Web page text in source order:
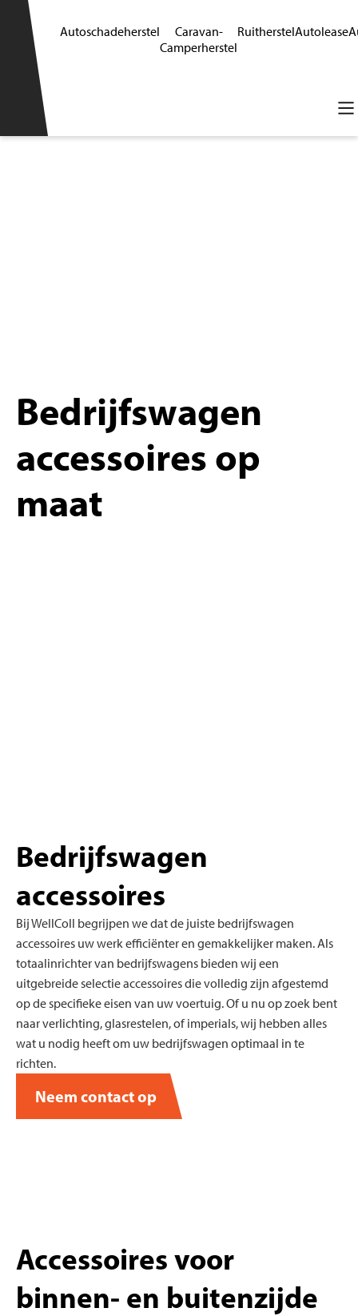
Autoschadeherstel
Caravan-
Camperherstel
RuitherstelAutolease
Bedrijfswagen
accessoires op
maat
Bedrijfswagen
accessoires
BijWellColl begrijpen we dat de juiste bedrijfswagen
accessoires uwwerk efficiënter en gemakkelijker maken. Als
totaalinrichter van bedrijfswagens bieden wij een
uitgebreide selectie accessoires die volledig zijn afgestemd
op de specifieke eisen van uw voertuig. Of u nu op zoek bent
naar verlichting,glasrestelen, ofimperials, wij hebben alles
wat u nodig heeft om uw bedrijfswagen optimaal in te
richten.
Neem contact op
Accessoires voor
binnen- en buitenzijde